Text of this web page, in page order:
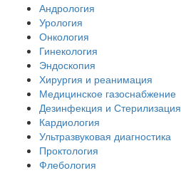
Андрология
Урология
Онкология
Гинекология
Эндоскопия
Хирургия и реанимация
Медицинское газоснабжение
Дезинфекция и Стерилизация
Кардиология
Ультразвуковая диагностика
Проктология
Флебология